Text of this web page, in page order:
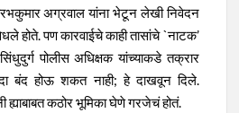
अग्रवाल यांना भेटून लेखी निवेदन
होते. पण कारवाईचे काही तासांचे `नाटक’
पोलीस अधिक्षक यांच्याकडे तक्रार
बंद होऊ शकत नाही; हे दाखवून दिले.
ह्याबाबत कठोर भूमिका घेणे गरजेचं होतं.